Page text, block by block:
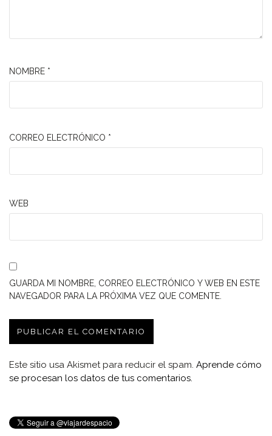
NOMBRE *
CORREO ELECTRÓNICO *
WEB
GUARDA MI NOMBRE, CORREO ELECTRÓNICO Y WEB EN ESTE
NAVEGADOR PARA LA PRÓXIMA VEZ QUE COMENTE.
Este sitio usa Akismet para reducir el spam. Aprende cómo
se procesan los datos de tus comentarios.